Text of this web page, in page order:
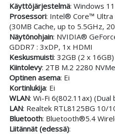
Käyttöjärjestelmä: Windows
Prosessori: Intel® Core™ Ultra
(30MB Cache, up to 5.5GHz,
Näytönohjain: NVIDIA®
GDDR7 : 3xDP, 1x HDMI
Keskusmuisti: 32GB (2 x
Kiintolevy: 2TB M.2 2280
Optinen asema: Ei
Kortinlukija: Ei
WLAN: Wi-Fi 6(802.11ax) (Dual
LAN: Realtek RTL8125BG 10/
Bluetooth: Bluetooth®5.4
Liitännät (edessä):